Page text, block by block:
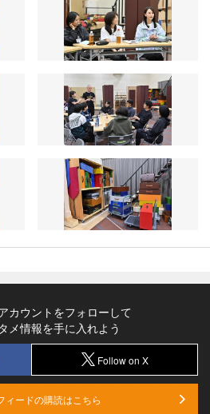
カウントをフォローして
メ情報を手に入れよう
Follow on X
ィードの購読はこちら